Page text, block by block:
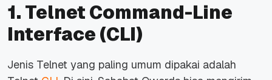
1. Telnet Command-Line
Interface (CLI)
Jenis Telnet yang paling umum dipakai adalah